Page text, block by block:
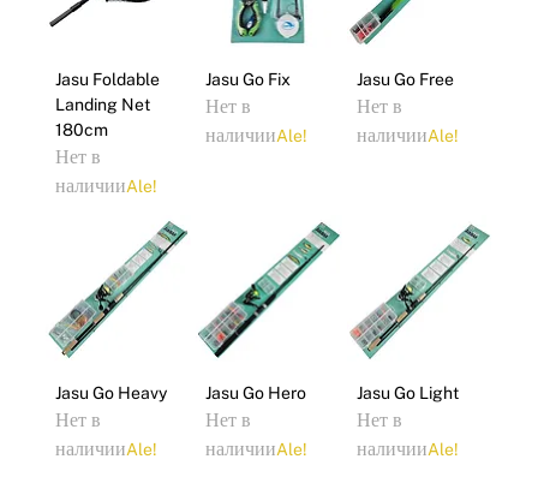
Jasu Foldable
Landing Net
180cm
Нет в
наличииAle!
Jasu Go Fix
Нет в
наличииAle!
Jasu Go Free
Нет в
наличииAle!
Jasu Go Heavy
Нет в
наличииAle!
Jasu Go Hero
Нет в
наличииAle!
Jasu Go Light
Нет в
наличииAle!